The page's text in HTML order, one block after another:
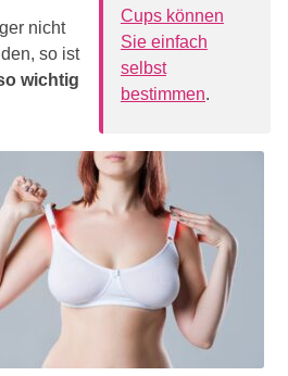
Cups können
Sie einfach
selbst
bestimmen.
nicht
so ist
wichtig